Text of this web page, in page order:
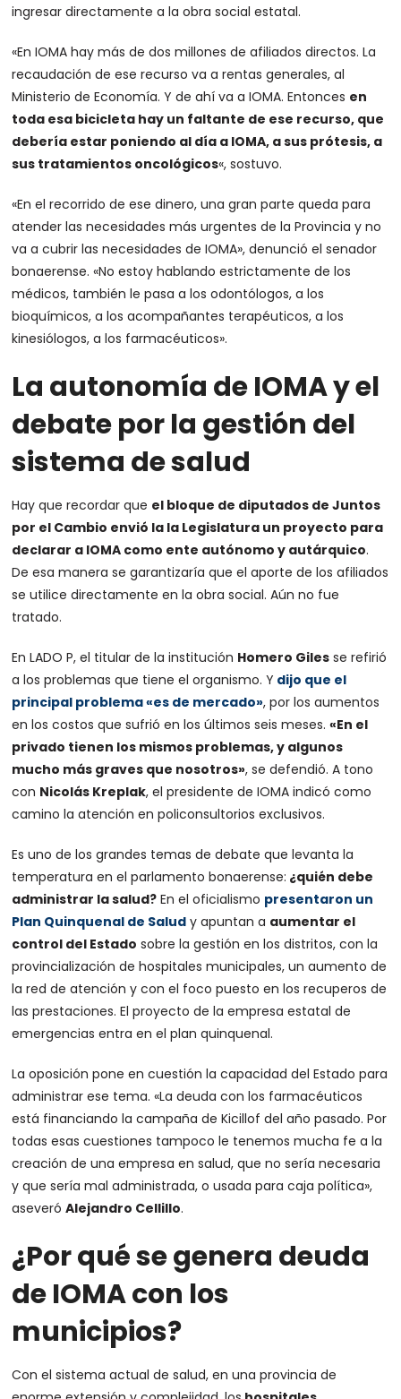
ingresar directamente a la obra social estatal.
«En IOMA hay más de dos millones de afiliados directos. La
recaudación de ese recurso va a rentas generales, al
Ministerio de Economía. Y de ahí va a IOMA. Entonces en
toda esa bicicleta hay un faltante de ese recurso, que
debería estar poniendo al día a IOMA, a sus prótesis, a
sus tratamientos oncológicos«, sostuvo.
«En el recorrido de ese dinero, una gran parte queda para
atender las necesidades más urgentes de la Provincia y no
va a cubrir las necesidades de IOMA», denunció el senador
bonaerense. «No estoy hablando estrictamente de los
médicos, también le pasa a los odontólogos, a los
bioquímicos, a los acompañantes terapéuticos, a los
kinesiólogos, a los farmacéuticos».
La autonomía de IOMA y el
debate por la gestión del
sistema de salud
Hay que recordar que el bloque de diputados de Juntos
por el Cambio envió la la Legislatura un proyecto para
declarar a IOMA como ente autónomo y autárquico.
De esa manera se garantizaría que el aporte de los afiliados
se utilice directamente en la obra social. Aún no fue
tratado.
En LADO P, el titular de la institución Homero Giles se refirió
a los problemas que tiene el organismo. Y dijo que el
principal problema «es de mercado», por los aumentos
en los costos que sufrió en los últimos seis meses.«En el
privado tienen los mismos problemas, y algunos
mucho más graves que nosotros», se defendió. A tono
con Nicolás Kreplak, el presidente de IOMA indicó como
camino la atención en policonsultorios exclusivos.
Es uno de los grandes temas de debate que levanta la
temperatura en el parlamento bonaerense: ¿quién debe
administrar la salud? En el oficialismo presentaron un
Plan Quinquenal de Salud y apuntan a aumentar el
control del Estado sobre la gestión en los distritos, con la
provincialización de hospitales municipales, un aumento de
la red de atención y con el foco puesto en los recuperos de
las prestaciones. El proyecto de la empresa estatal de
emergencias entra en el plan quinquenal.
La oposición pone en cuestión la capacidad del Estado para
administrar ese tema.«La deuda con los farmacéuticos
está financiando la campaña de Kicillof del año pasado. Por
todas esas cuestiones tampoco le tenemos mucha fe a la
creación de una empresa en salud, que no sería necesaria
y que sería mal administrada, o usada para caja política»,
aseveróAlejandro Cellillo.
¿Por qué se genera deuda
de IOMA con los
municipios?
Con el sistema actual de salud, en una provincia de